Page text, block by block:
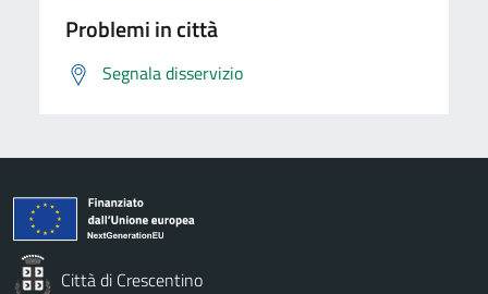
Problemi in città
Segnala disservizio
Città di Crescentino